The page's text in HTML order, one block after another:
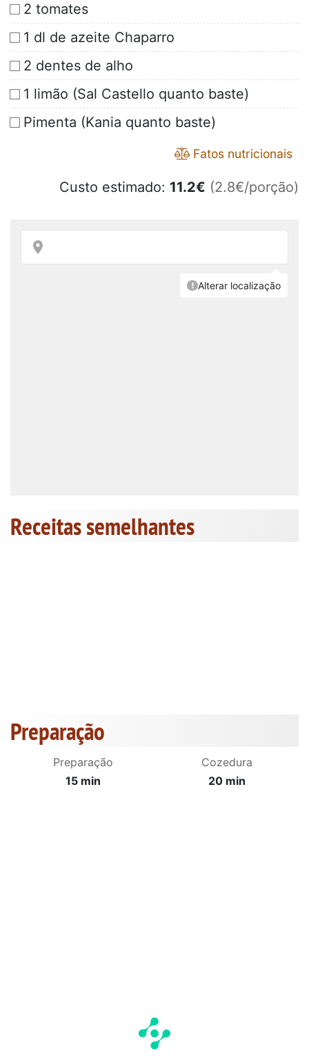
2 tomates
1 dl de azeite Chaparro
2 dentes de alho
1 limão (Sal Castello quanto baste)
Pimenta (Kania quanto baste)
Fatos nutricionais
Custo estimado: 11.2€ (2.8€/porção)
Receitas semelhantes
Preparação
Preparação
15 min
Cozedura
20 min